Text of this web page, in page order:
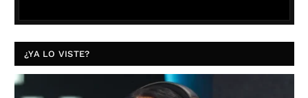
¿YA LO VISTE?